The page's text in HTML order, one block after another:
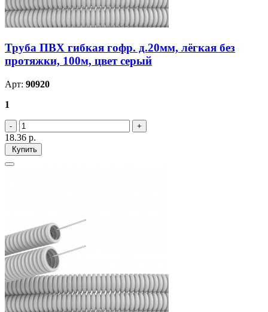
Труба ПВХ гибкая гофр. д.20мм, лёгкая без
протяжки, 100м, цвет серый
Арт: 90920
1
18.36 р.
Купить